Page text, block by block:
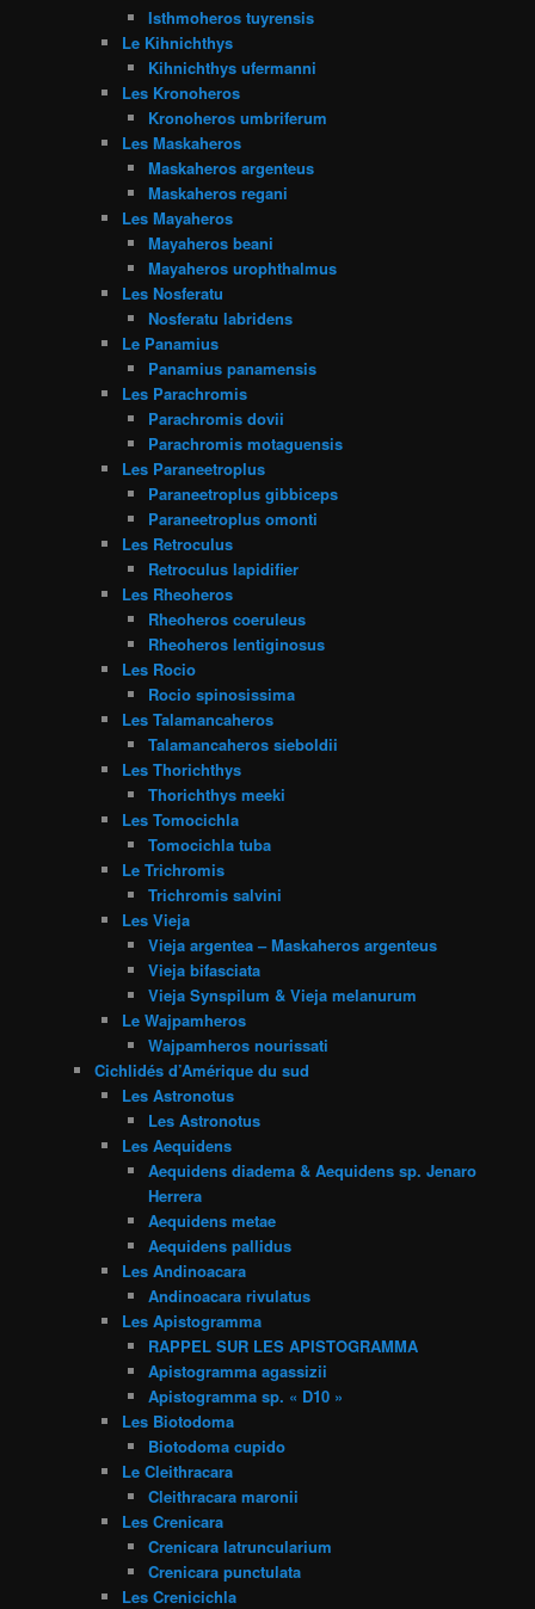
Isthmoheros tuyrensis
Le Kihnichthys
Kihnichthys ufermanni
Les Kronoheros
Kronoheros umbriferum
Les Maskaheros
Maskaheros argenteus
Maskaheros regani
Les Mayaheros
Mayaheros beani
Mayaheros urophthalmus
Les Nosferatu
Nosferatu labridens
Le Panamius
Panamius panamensis
Les Parachromis
Parachromis dovii
Parachromis motaguensis
Les Paraneetroplus
Paraneetroplus gibbiceps
Paraneetroplus omonti
Les Retroculus
Retroculus lapidifier
Les Rheoheros
Rheoheros coeruleus
Rheoheros lentiginosus
Les Rocio
Rocio spinosissima
Les Talamancaheros
Talamancaheros sieboldii
Les Thorichthys
Thorichthys meeki
Les Tomocichla
Tomocichla tuba
Le Trichromis
Trichromis salvini
Les Vieja
Vieja argentea – Maskaheros argenteus
Vieja bifasciata
Vieja Synspilum & Vieja melanurum
Le Wajpamheros
Wajpamheros nourissati
Cichlidés d’Amérique du sud
Les Astronotus
Les Astronotus
Les Aequidens
Aequidens diadema & Aequidens sp. Jenaro
Herrera
Aequidens metae
Aequidens pallidus
Les Andinoacara
Andinoacara rivulatus
Les Apistogramma
RAPPEL SUR LES APISTOGRAMMA
Apistogramma agassizii
Apistogramma sp. « D10 »
Les Biotodoma
Biotodoma cupido
Le Cleithracara
Cleithracara maronii
Les Crenicara
Crenicara latruncularium
Crenicara punctulata
Les Crenicichla